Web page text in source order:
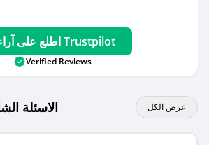
اطلع على آراء عملائنا على Trustpilot
Verified Reviews
الاسئلة عرض الكل